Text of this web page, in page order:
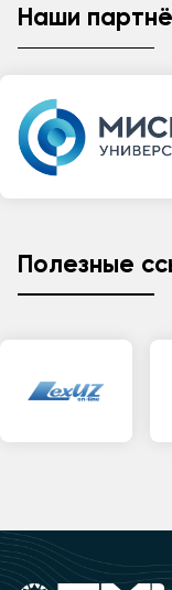
Наши
Полезные